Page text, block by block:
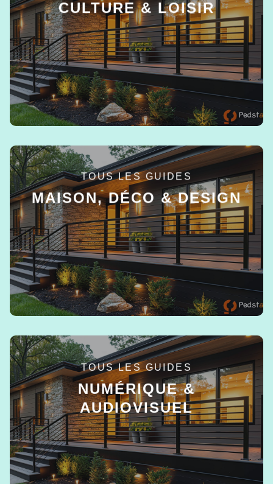
CULTURE & LOISIR
EN SAVOIR +
TOUS LES GUIDES
MAISON, DÉCO & DESIGN
EN SAVOIR +
TOUS LES GUIDES
NUMÉRIQUE &
AUDIOVISUEL
EN SAVOIR +